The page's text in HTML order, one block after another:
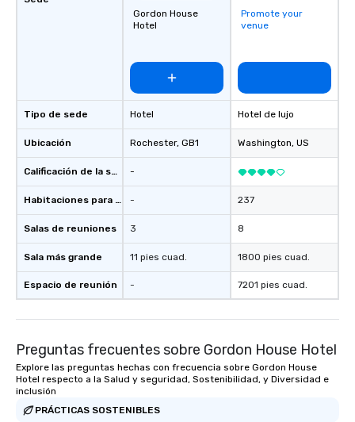
Tipo de sede
Ubicación
Calificación de la sede
Habitaciones para huéspedes
Salas de reuniones
Sala más grande
Espacio de reunión
Gordon House
Hotel
Hotel
Rochester, GB1
-
-
3
11 pies cuad.
-
Promote your
venue
Hotel de lujo
Washington, US
237
8
1800 pies cuad.
7201 pies cuad.
Preguntas frecuentes sobre Gordon House Hotel
Explore las preguntas hechas con frecuencia sobre Gordon House
Hotel respecto a la Salud y seguridad, Sostenibilidad, y Diversidad e
inclusión
PRÁCTICAS SOSTENIBLES